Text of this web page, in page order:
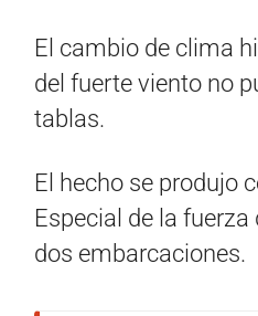
El cambio de clima
del fuerte viento no
tablas.
El hecho se produjo
Especial de la
dos embarcaciones.